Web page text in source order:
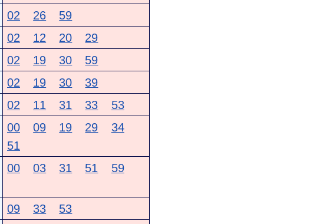
02 26 59
02 12 20 29
02 19 30 59
02 19 30 39
02 11 31 33 53
00 09 19 29
34
51
00 03 31 51 59
09 33 53